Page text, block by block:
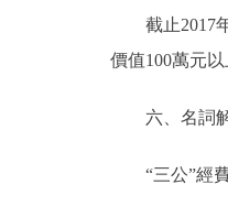
截止2017年
價值100萬元
六、名詞
“三公”經費